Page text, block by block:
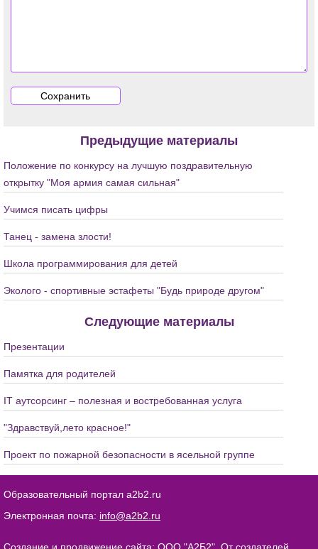
Предыдущие материалы
Положение по конкурсу на лучшую поздравительную
открытку "Моя армия самая сильная"
Учимся писать цифры
Танец - замена злости!
Школа программирования для детей
Эколого - спортивные эстафеты "Будь природе другом"
Следующие материалы
Презентации
Памятка для родителей
IT аутсорсинг – полезная и востребованная услуга
"Здравствуй,лето красное!"
Проект по пожарной безопасности в ясельной группе
Образовательный портал a2b2.ru
Электронная почта: info@a2b2.ru